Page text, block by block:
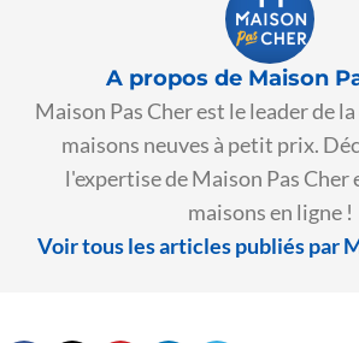
A propos de Maison
Maison Pas Cher est le leader de
maisons neuves à petit prix.
l'expertise de Maison Pas Cher
maisons en ligne !
Voir tous les articles publiés par